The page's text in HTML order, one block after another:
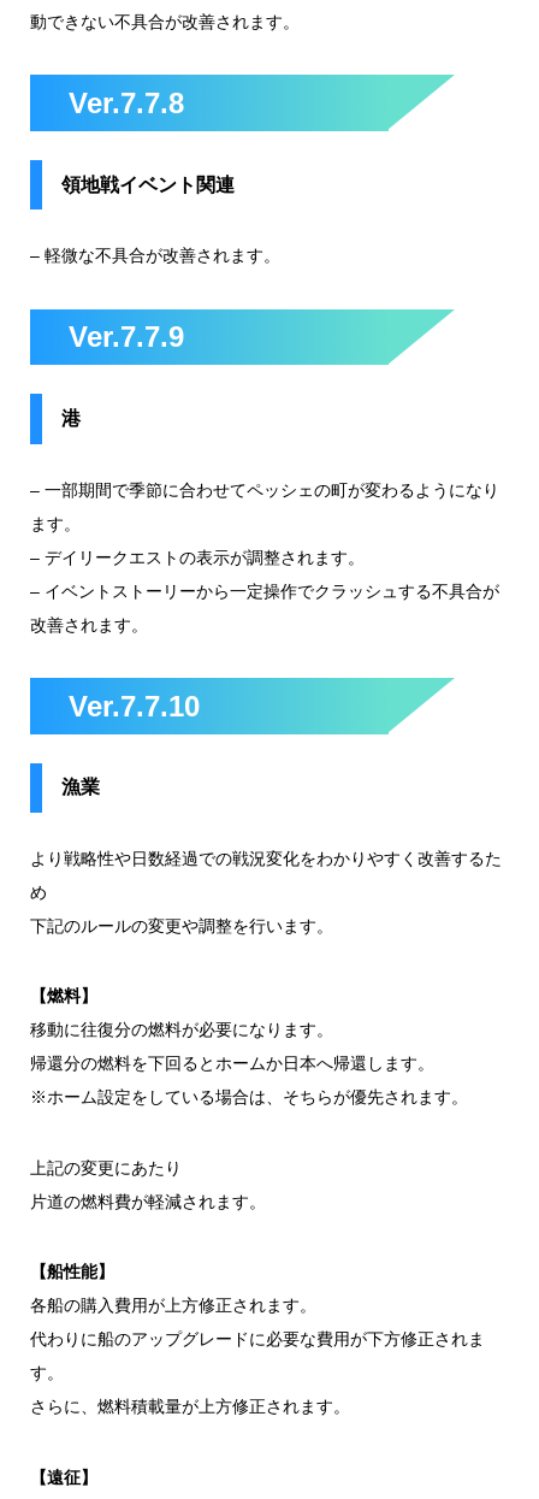
動できない不具合が改善されます。
Ver.7.7.8
領地戦イベント関連
– 軽微な不具合が改善されます。
Ver.7.7.9
港
– 一部期間で季節に合わせてペッシェの町が変わるようになり
ます。
– デイリークエストの表示が調整されます。
– イベントストーリーから一定操作でクラッシュする不具合が
改善されます。
Ver.7.7.10
漁業
より戦略性や日数経過での戦況変化をわかりやすく改善するた
め
下記のルールの変更や調整を行います。
【燃料】
移動に往復分の燃料が必要になります。
帰還分の燃料を下回るとホームか日本へ帰還します。
※ホーム設定をしている場合は、そちらが優先されます。
上記の変更にあたり
片道の燃料費が軽減されます。
【船性能】
各船の購入費用が上方修正されます。
代わりに船のアップグレードに必要な費用が下方修正されま
す。
さらに、燃料積載量が上方修正されます。
【遠征】